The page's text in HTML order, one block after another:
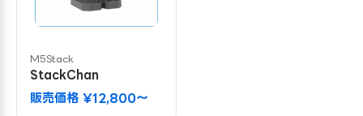
M5Stack
StackChan
販売価格 ¥12,800〜